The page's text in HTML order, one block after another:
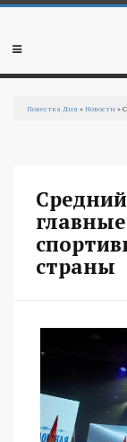
Перейти к основному
Мобильное
Повестка Дня »Новости »
страны